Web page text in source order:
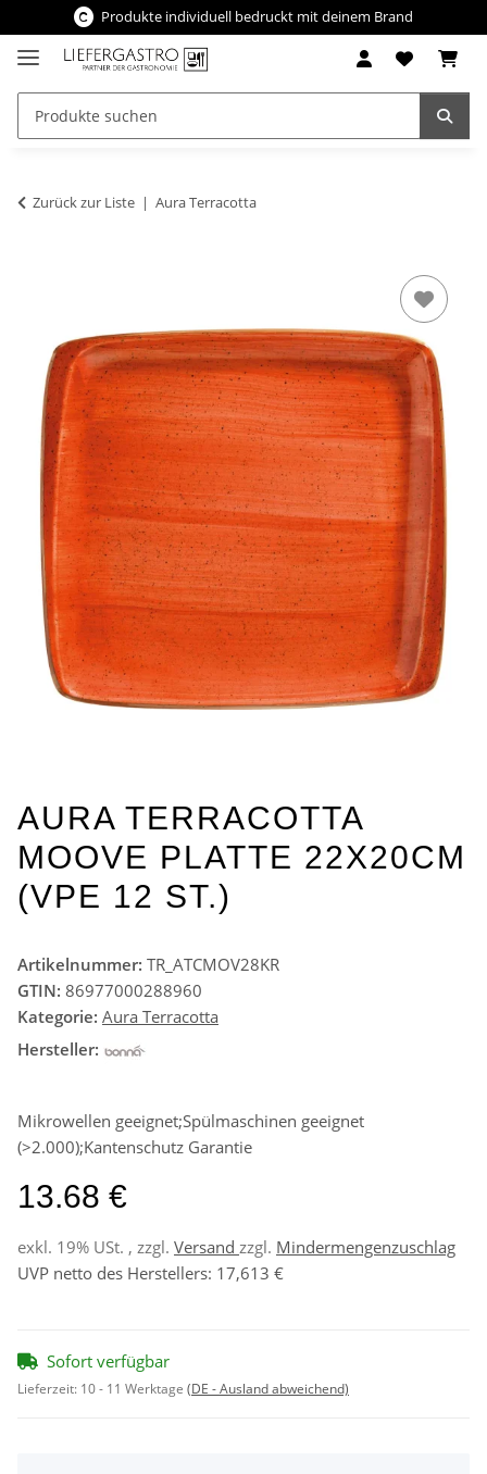
Produkte individuell bedruckt mit deinem Brand
Zurück zur Liste Aura Terracotta
AURA TERRACOTTA
MOOVE PLATTE 22X20CM
(VPE 12 ST.)
Artikelnummer: TR_ATCMOV28KR
GTIN: 86977000288960
Kategorie: Aura Terracotta
Hersteller:
Mikrowellen geeignet;Spülmaschinen geeignet
(>2.000);Kantenschutz Garantie
13.68 €
exkl. 19% USt. , zzgl. Versand zzgl. Mindermengenzuschlag
UVP netto des Herstellers: 17,613 €
Sofort verfügbar
Lieferzeit: 10 - 11 Werktage (DE - Ausland abweichend)